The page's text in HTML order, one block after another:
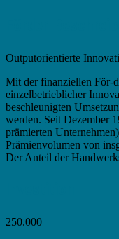
Outputorientierte
Mit der finanziellen För-
einzelbetrieblicher
beschleunigten
werden. Seit Dezember
prämierten
Prämienvolumen von
Der Anteil der
250.000